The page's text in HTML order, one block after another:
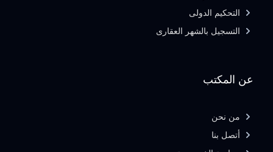
عن المكتب
من نحن
أتصل بنا
التحكيم الدولى
التسجيل بالشهر العقارى